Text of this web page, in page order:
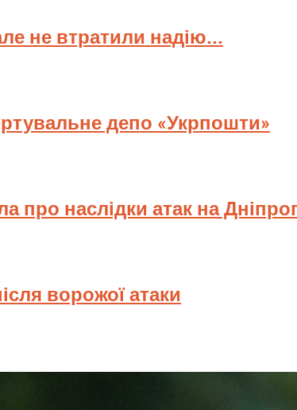
не втратили надію...
депо «Укрпошти»
про наслідки атак на
ворожої атаки